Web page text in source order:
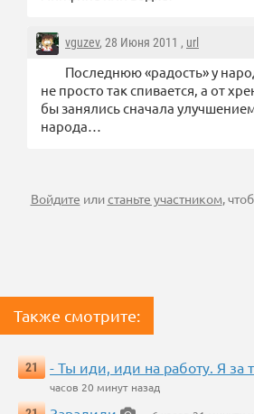
vguzev, 28 Июня 2011 , url
Последнюю «радость» у
не просто так спивается, а от
бы занялись сначала
народа…
Войдите илистаньте участником,
Также смотрите:
21 - Ты иди, иди на работу. Я за
часов 20 минут назад